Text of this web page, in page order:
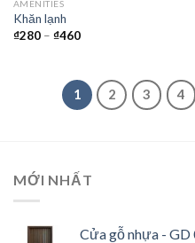
AMENITIES
Khăn lạnh
₫280– ₫460
1 2 3 4
MỚI NHẤT
Cửa gỗ nhựa - GD